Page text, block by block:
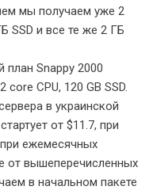
мы получаем уже 2
SSD и все те же 2 ГБ
план Snappy 2000
core CPU, 120 GB SSD.
в украинской
от $11.7, при
ежемесячных
от вышеперечисленных
в начальном пакете